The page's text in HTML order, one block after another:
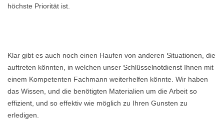
höchste Priorität ist.
Klar gibt es auch noch einen Haufen von anderen Situationen, die
auftreten könnten, in welchen unser Schlüsselnotdienst Ihnen mit
einem Kompetenten Fachmann weiterhelfen könnte. Wir haben
das Wissen, und die benötigten Materialien um die Arbeit so
effizient, und so effektiv wie möglich zu Ihren Gunsten zu
erledigen.